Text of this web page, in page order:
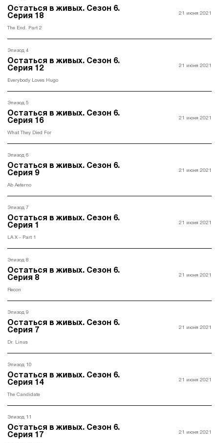
Остаться в живых. Ceзон 6.
Серия 18
The End. Part 2
21 июня 2021
Эпизод 4
Остаться в живых. Ceзон 6.
Серия 12
Everybody Loves Hugo
21 июня 2021
Эпизод 5
Остаться в живых. Ceзон 6.
Серия 16
What They Died For
21 июня 2021
Эпизод 6
Остаться в живых. Ceзон 6.
Серия 9
Ab Aeterno
21 июня 2021
Эпизод 7
Остаться в живых. Ceзон 6.
Серия 1
LA X - Part 1
21 июня 2021
Эпизод 8
Остаться в живых. Ceзон 6.
Серия 8
Recon
21 июня 2021
Эпизод 9
Остаться в живых. Ceзон 6.
Серия 7
Dr. Linus
21 июня 2021
Эпизод 10
Остаться в живых. Ceзон 6.
Серия 14
The Candidate
21 июня 2021
Эпизод 11
Остаться в живых. Ceзон 6.
Серия 17
21 июня 2021